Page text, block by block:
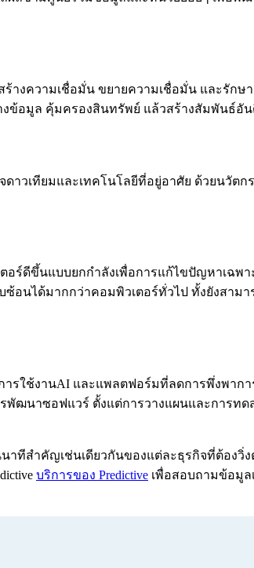
างความเชื่อมั่น ขยายความเชื่อมั่น และรักษ
งข้อมูล คุ้มครองสินทรัพย์ แล้วสร้างสัมพันธ์อั
ดาวเทียมและเทคโนโลยีที่อยู่อาศัย ด้วยนวั
ดีขึ้นแบบยกกำลังเพื่อการแก้ไขปัญหาเฉพาะ
ซ้อนได้มากกว่าคอมพิวเตอร์ทั่วไป ทั้งยังส
ารใช้งานAI และแพลตฟอร์มที่ลดการพึ่งพา
นาซอฟแวร์ ตั้งแต่การวางแผนและการทด
นาทีสำคัญเช่นเดียวกันของแต่ละธุรกิจที่ต้อ
บริการของ Predictive เพื่อสอบถามข้อมูล